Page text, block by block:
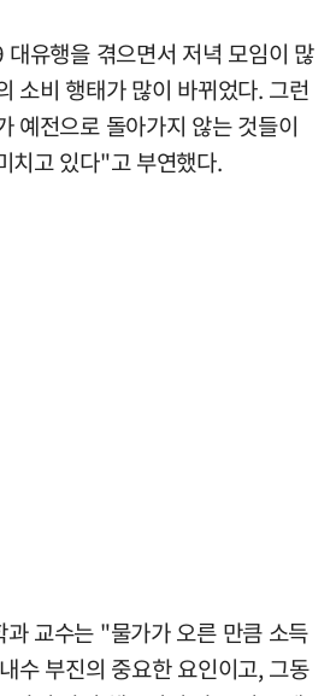
유행을 겪으면서 저녁 모임이 많
소비 행태가 많이 바뀌었다. 그런
예전으로 돌아가지 않는 것들이
치고 있다"고 부연했다.
교수는 "물가가 오른 만큼 소득
수 부진의 중요한 요인이고, 그동